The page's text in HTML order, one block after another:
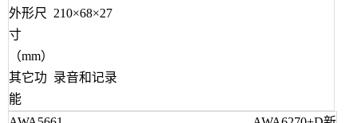
外形尺
寸
（mm）
210×68×27
其它功
能
录音和记录